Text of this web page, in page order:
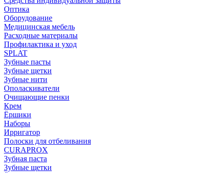
Оптика
Оборудование
Медицинская мебель
Расходные материалы
Профилактика и уход
SPLAT
Зубные пасты
Зубные щетки
Зубные нити
Ополаскиватели
Очищающие пенки
Крем
Ёршики
Наборы
Ирригатор
Полоски для отбеливания
CURAPROX
Зубная паста
Зубные щетки